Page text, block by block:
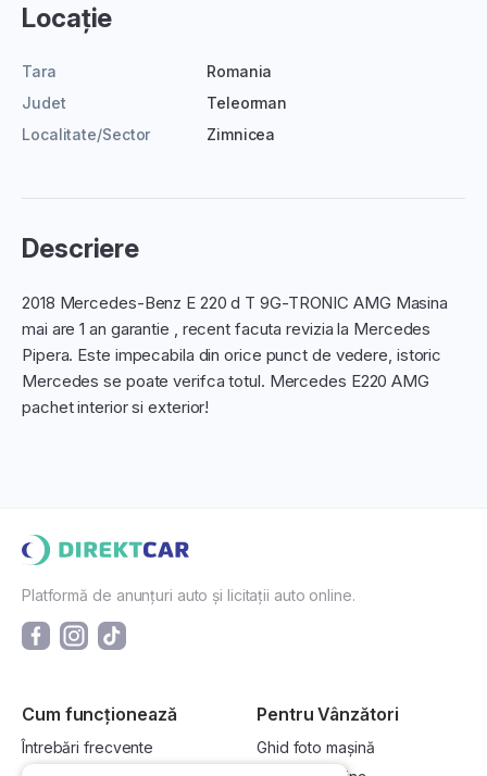
Locație
Tara
Romania
Judet
Teleorman
Localitate/Sector
Zimnicea
Descriere
2018 Mercedes-Benz E 220 d T 9G-TRONIC AMG Masina
mai are 1 an garantie , recent facuta revizia la Mercedes
Pipera. Este impecabila din orice punct de vedere, istoric
Mercedes se poate verifca totul. Mercedes E220 AMG
pachet interior si exterior!
Platformă de anunțuri auto și licitații auto online.
Cum funcționează
Întrebări frecvente
Pentru Vânzători
Ghid foto mașină